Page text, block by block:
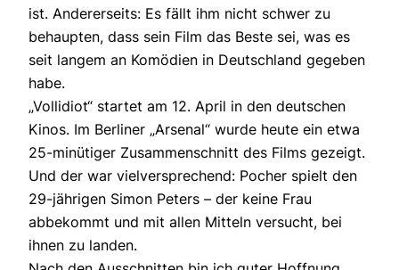
ist. Andererseits: Es fällt ihm nicht schwer zu
behaupten, dass sein Film das Beste sei, was es
seit langem an Komödien in Deutschland gegeben
habe.
„Vollidiot“ startet am 12. April in den deutschen
Kinos. Im Berliner „Arsenal“ wurde heute ein etwa
25-minütiger Zusammenschnitt des Films gezeigt.
Und der war vielversprechend: Pocher spielt den
29-jährigen Simon Peters – der keine Frau
abbekommt und mit allen Mitteln versucht, bei
ihnen zu landen.